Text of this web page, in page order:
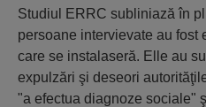
Studiul ERRC subliniază în
persoane intervievate au fost
care se instalaseră. Elle au
expulzări şi deseori
"a efectua diagnoze sociale"